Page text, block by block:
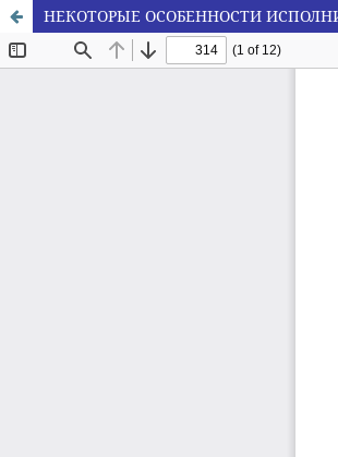
НЕКОТОРЫЕ ОСОБЕННОСТИ